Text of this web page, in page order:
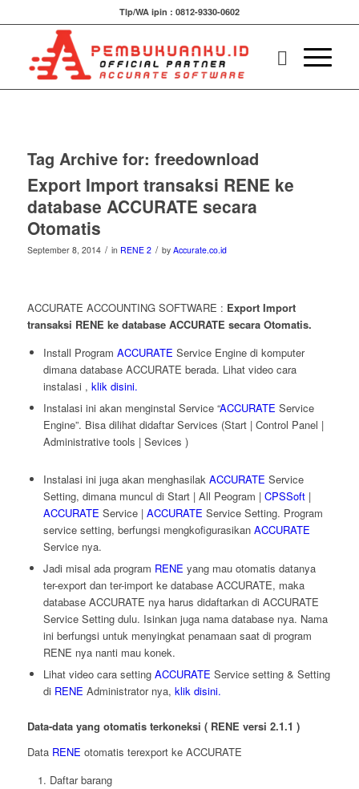
Tlp/WA ipin : 0812-9330-0602
Tag Archive for: freedownload
Export Import transaksi RENE ke
database ACCURATE secara
Otomatis
September 8, 2014 / in RENE 2 / by Accurate.co.id
ACCURATE ACCOUNTING SOFTWARE : Export Import
transaksi RENE ke database ACCURATE secara Otomatis.
Install Program ACCURATE Service Engine di komputer
dimana database ACCURATE berada. Lihat video cara
instalasi , klik disini.
Instalasi ini akan menginstal Service “ACCURATE Service
Engine”. Bisa dilihat didaftar Services (Start | Control Panel |
Administrative tools | Sevices )
Instalasi ini juga akan menghasilak ACCURATE Service
Setting, dimana muncul di Start | All Peogram | CPSSoft|
ACCURATE Service | ACCURATE Service Setting. Program
service setting, berfungsi mengkofigurasikan ACCURATE
Service nya.
Jadi misal ada program RENE yang mau otomatis datanya
ter-export dan ter-import ke database ACCURATE, maka
database ACCURATE nya harus didaftarkan di ACCURATE
Service Setting dulu. Isinkan juga nama database nya. Nama
ini berfungsi untuk menyingkat penamaan saat di program
RENE nya nanti mau konek.
Lihat video cara setting ACCURATE Service setting & Setting
di RENE Administrator nya, klik disini.
Data-data yang otomatis terkoneksi ( RENE versi 2.1.1 )
Data RENE otomatis terexport ke ACCURATE
Daftar barang